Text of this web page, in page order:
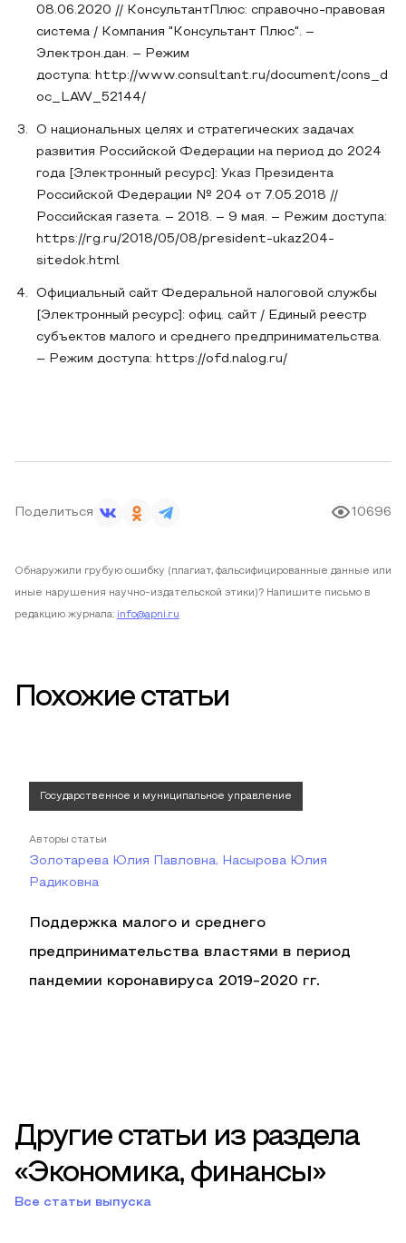
08.06.2020 // КонсультантПлюс: справочно-правовая
система / Компания "Консультант Плюс". –
Электрон.дан. – Режим
доступа: http://www.consultant.ru/document/cons_d
oc_LAW_52144/
О национальных целях и стратегических задачах
развития Российской Федерации на период до 2024
года [Электронный ресурс]: Указ Президента
Российской Федерации № 204 от 7.05.2018 //
Российская газета. – 2018. – 9 мая. – Режим доступа:
https://rg.ru/2018/05/08/president-ukaz204-
sitedok.html
Официальный сайт Федеральной налоговой службы
[Электронный ресурс]: офиц. сайт / Единый реестр
субъектов малого и среднего предпринимательства.
– Режим доступа: https://ofd.nalog.ru/
Поделиться 10696
Обнаружили грубую ошибку (плагиат, фальсифицированные данные или
иные нарушения научно-издательской этики)? Напишите письмо в
редакцию журнала: info@apni.ru
Похожие статьи
Государственное и муниципальное управление
Авторы статьи
Золотарева Юлия Павловна, Насырова Юлия
Радиковна
Поддержка малого и среднего
предпринимательства властями в период
пандемии коронавируса 2019-2020 гг.
Другие статьи из раздела
«Экономика, финансы»
Все статьи выпуска